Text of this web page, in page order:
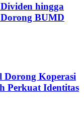
hingga
BUMD
Dorong Koperasi
Perkuat Identitas